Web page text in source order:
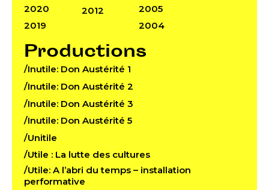
2020
2019
2012
2005
2004
Productions
/Inutile: Don Austérité 1
/Inutile: Don Austérité 2
/Inutile: Don Austérité 3
/Inutile: Don Austérité 5
/Unitile
/Utile : La lutte des cultures
/Utile: A l’abri du temps – installation
performative